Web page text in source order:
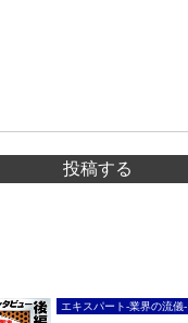
投稿する
エキスパート-業界の流儀-